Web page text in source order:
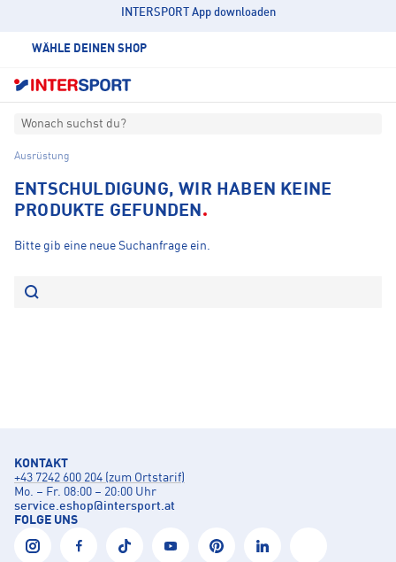
INTERSPORT App downloaden
WÄHLE DEINEN SHOP
Wonach suchst du?
Ausrüstung
ENTSCHULDIGUNG, WIR HABEN KEINE
PRODUKTE GEFUNDEN
Bitte gib eine neue Suchanfrage ein.
KONTAKT
+43 7242 600 204 (zum Ortstarif)
Mo. – Fr. 08:00 – 20:00 Uhr
service.eshop@intersport.at
FOLGE UNS